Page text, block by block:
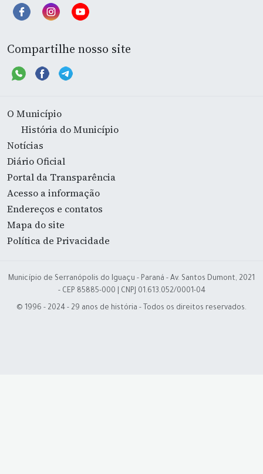
Compartilhe nosso site
O Município
História do Município
Notícias
Diário Oficial
Portal da Transparência
Acesso a informação
Endereços e contatos
Mapa do site
Política de Privacidade
Município de Serranópolis do Iguaçu - Paraná - Av. Santos Dumont, 2021
- CEP 85885-000 | CNPJ 01.613.052/0001-04
© 1996 - 2024 - 29 anos de história - Todos os direitos reservados.